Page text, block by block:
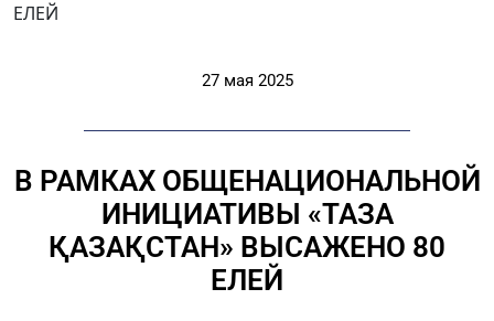
ЕЛЕЙ
27 мая 2025
В РАМКАХ ОБЩЕНАЦИОНАЛЬНОЙ
ИНИЦИАТИВЫ «ТАЗА
ҚАЗАҚСТАН» ВЫСАЖЕНО 80
ЕЛЕЙ